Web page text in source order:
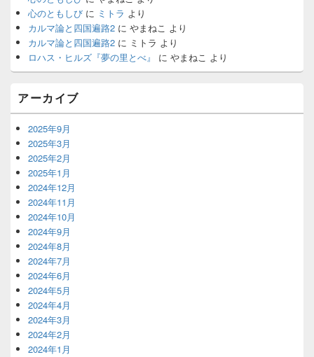
ウ
ジ
ェ
ッ
ト
リ
心のともしび に ミトラ より
カルマ論と四国遍路2 に やまねこ より
カルマ論と四国遍路2 に ミトラ より
ロハス・ヒルズ『夢の里とべ』
に やまねこ より
アーカイブ
2025年9月
2025年3月
2025年2月
2025年1月
2024年12月
2024年11月
2024年10月
2024年9月
2024年8月
2024年7月
2024年6月
2024年5月
2024年4月
2024年3月
2024年2月
2024年1月